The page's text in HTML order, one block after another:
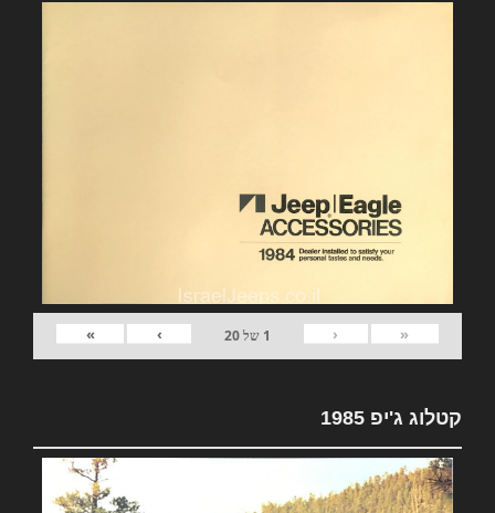
«
‹
1 של20
›
»
קטלוג ג'יפ 1985